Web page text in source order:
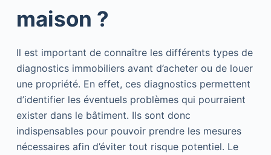
maison ?
Il est important de connaître les différents types de
diagnostics immobiliers avant d’acheter ou de louer
une propriété. En effet, ces diagnostics permettent
d’identifier les éventuels problèmes qui pourraient
exister dans le bâtiment. Ils sont donc
indispensables pour pouvoir prendre les mesures
nécessaires afin d’éviter tout risque potentiel. Le